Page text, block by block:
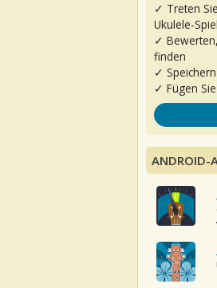
✓ Treten
Ukulele-
✓
finden
✓
✓ Fügen
ANDROID-